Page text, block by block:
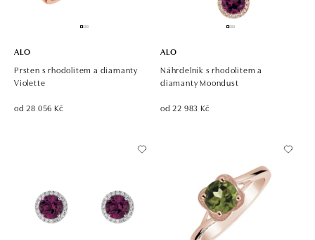
ALO
Prsten s rhodolitem a diamanty
Violette
od 28 056 Kč
ALO
Náhrdelník s rhodolitem a
diamanty Moondust
od 22 983 Kč